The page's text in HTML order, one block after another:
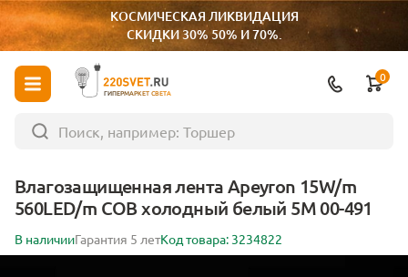
КОСМИЧЕСКАЯ ЛИКВИДАЦИЯ
СКИДКИ 30% 50% И 70%.
ГИПЕРМАРКЕТ СВЕТА
0
Влагозащищенная лента Apeyron 15W/m
560LED/m COB холодный белый 5M 00-491
В наличииГарантия 5 летКод товара: 3234822